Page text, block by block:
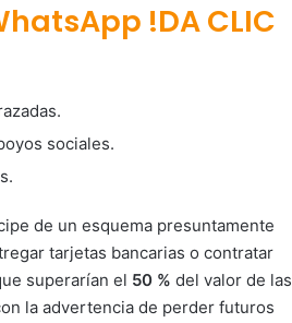
!DA CLIC
sociales.
de un esquema presuntamente
tarjetas bancarias o contratar
superarían el 50 % del valor de las
la advertencia de perder futuros